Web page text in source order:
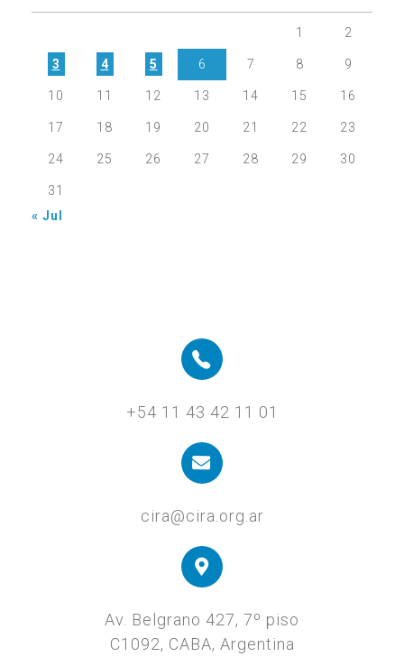
1 2
3 4 5 6 7 8 9
10 11 12 13 14 15 16
17 18 19 20 21 22 23
24 25 26 27 28 29 30
31
« Jul
+54 11 43 42 11 01
cira@cira.org.ar
Av. Belgrano 427, 7º piso
C1092, CABA, Argentina